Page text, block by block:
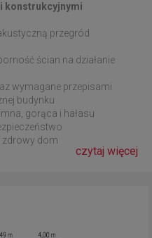
konstrukcyjnymi
przegród
ścian na działanie
wymagane przepisami
budynku
gorąca i hałasu
zdrowy dom
czytaj więcej